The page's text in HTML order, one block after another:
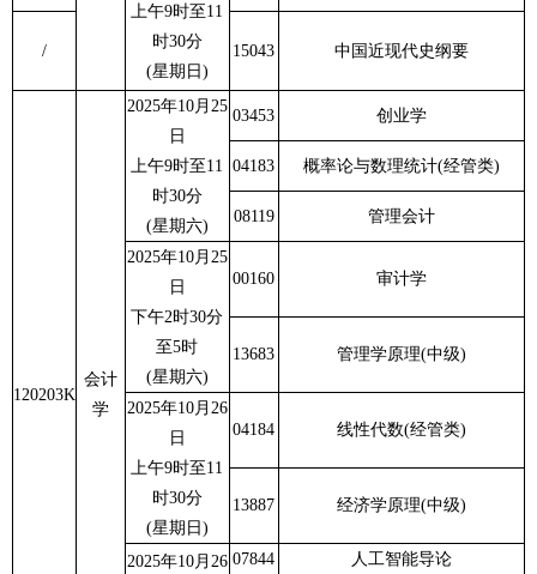
上午9时至11
时30分
(星期日)
/ 15043 中国近现代史纲要
120203K
会计
学
2025年10月25
日
上午9时至11
时30分
(星期六)
03453 创业学
04183 概率论与数理统计(经管类)
08119 管理会计
2025年10月25
日
下午2时30分
至5时
(星期六)
00160 审计学
13683 管理学原理(中级)
2025年10月26
日
上午9时至11
时30分
(星期日)
04184 线性代数(经管类)
13887 经济学原理(中级)
2025年10月26 07844
人工智能导论